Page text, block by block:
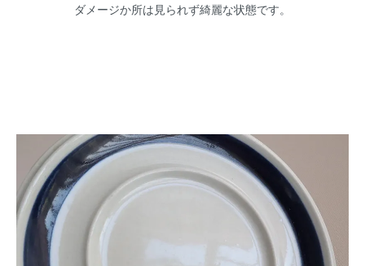
ダメージか所は見られず綺麗な状態です。